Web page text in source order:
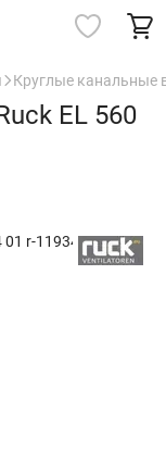
Круглые канальные
EL 560